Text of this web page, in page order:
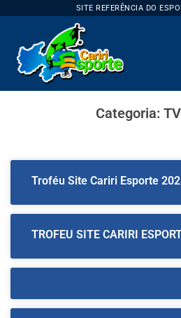
SITE REFERÊNCIA DO
Categoria:
Troféu Site Cariri Esporte
TROFEU SITE CARIRI